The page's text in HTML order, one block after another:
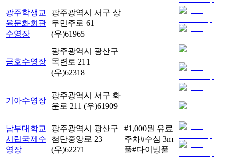
광주학생교
육문화회관
수영장
광주광역시 서구 상
무민주로 61
(우)61965
금호수영장
광주광역시 광산구
목련로 211
(우)62318
기아수영장
광주광역시 서구 화
운로 211 (우)61909
남부대학교
시립국제수
영장
광주광역시 광산구
첨단중앙로 23
(우)62271
#1,000원 유료
주차#수심 3m
풀#다이빙풀